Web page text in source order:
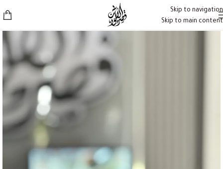
Skip to navigation
Skip to main content